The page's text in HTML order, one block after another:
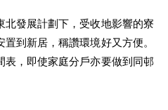
發展計劃下，受收地影響的寮
到新居，稱讚環境好又方便。
，即使家庭分戶亦要做到同邨